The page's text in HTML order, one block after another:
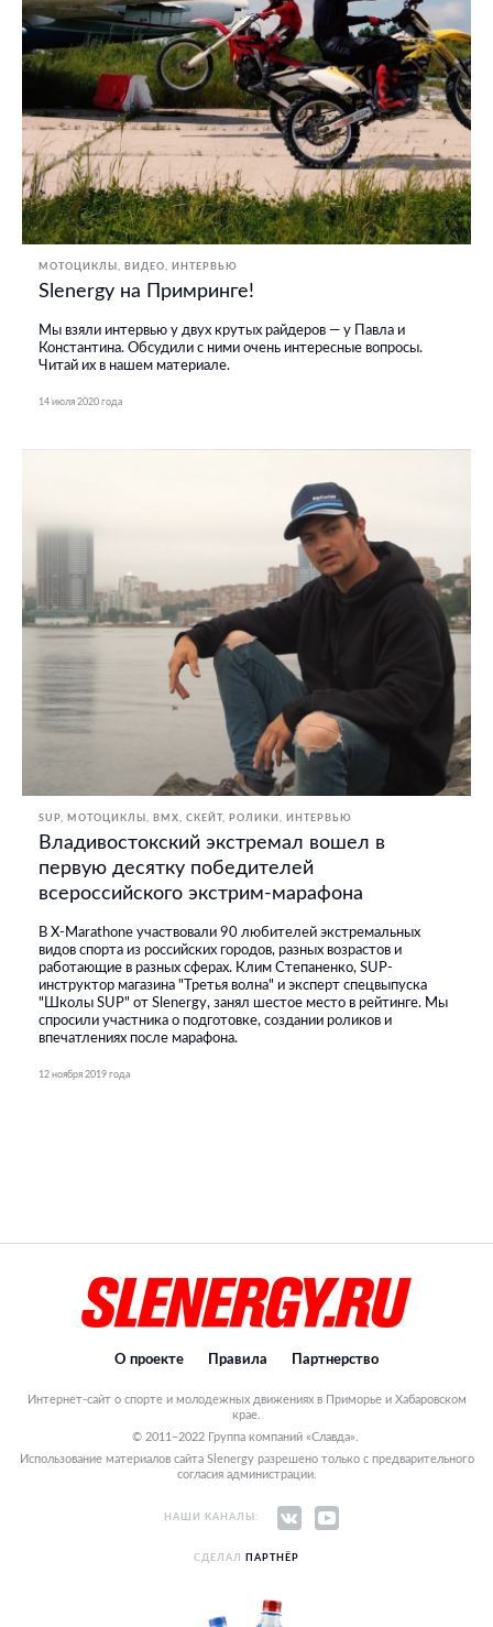
МОТОЦИКЛЫ ВИДЕО ИНТЕРВЬЮ
Slenergy на Примринге!
Мы взяли интервью у двух крутых райдеров — у Павла и
Константина. Обсудили с ними очень интересные вопросы.
Читай их в нашем материале.
14 июля 2020 года
SUP МОТОЦИКЛЫ BMX, СКЕЙТ, РОЛИКИ ИНТЕРВЬЮ
Владивостокский экстремал вошел в
первую десятку победителей
всероссийского экстрим-марафона
В X-Marathone участвовали 90 любителей экстремальных
видов спорта из российских городов, разных возрастов и
работающие в разных сферах. Клим Степаненко, SUP-
инструктор магазина "Третья волна" и эксперт спецвыпуска
"Школы SUP" от Slenergy, занял шестое место в рейтинге. Мы
спросили участника о подготовке, создании роликов и
впечатлениях после марафона.
12 ноября 2019 года
О проекте Правила Партнерство
Интернет-сайт о спорте и молодежных движениях в Приморье и Хабаровском
крае.
© 2011–2022 Группа компаний «Славда».
Использование материалов сайта Slenergy разрешено только с предварительного
согласия администрации.
НАШИ КАНАЛЫ:
СДЕЛАЛ ПАРТНЁР